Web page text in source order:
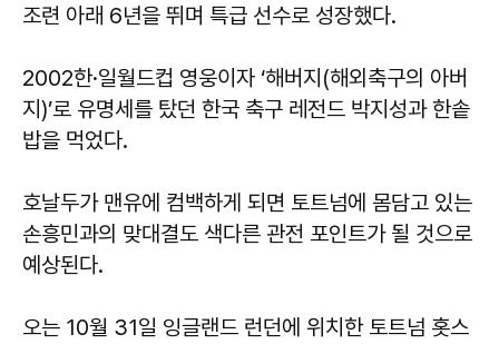
조련 아래 6년을 뛰며 특급 선수로 성장했다.
2002한·일월드컵 영웅이자 ‘해버지(해외축구의 아버
지)’로 유명세를 탔던 한국 축구 레전드 박지성과 한솥
밥을 먹었다.
호날두가 맨유에 컴백하게 되면 토트넘에 몸담고 있는
손흥민과의 맞대결도 색다른 관전 포인트가 될 것으로
예상된다.
오는 10월 31일 잉글랜드 런던에 위치한 토트넘 홋스